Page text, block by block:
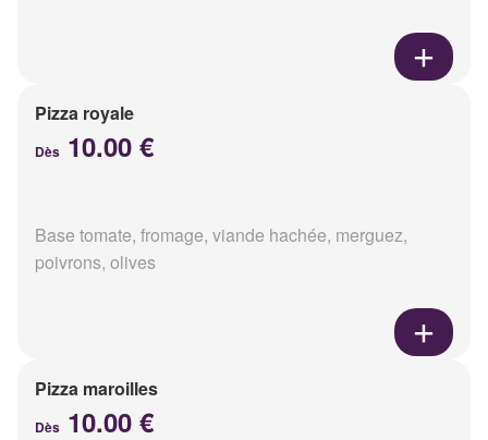
Pizza royale
Dès 10.00 €
Base tomate, fromage, viande hachée, merguez,
poivrons, olives
Pizza maroilles
Dès 10.00 €